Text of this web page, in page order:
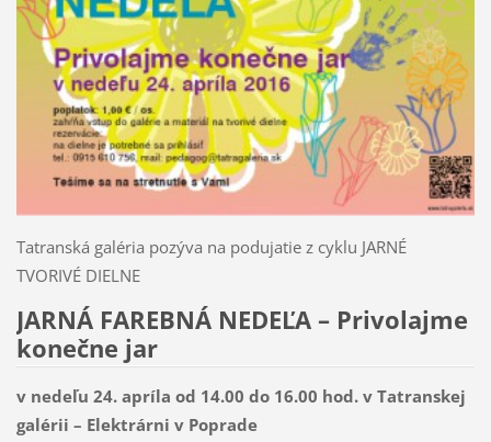
Tatranská galéria pozýva na podujatie z cyklu JARNÉ
TVORIVÉ DIELNE
JARNÁ FAREBNÁ NEDEĽA – Privolajme
konečne jar
v nedeľu 24. apríla od 14.00 do 16.00 hod. v Tatranskej
galérii – Elektrárni v Poprade